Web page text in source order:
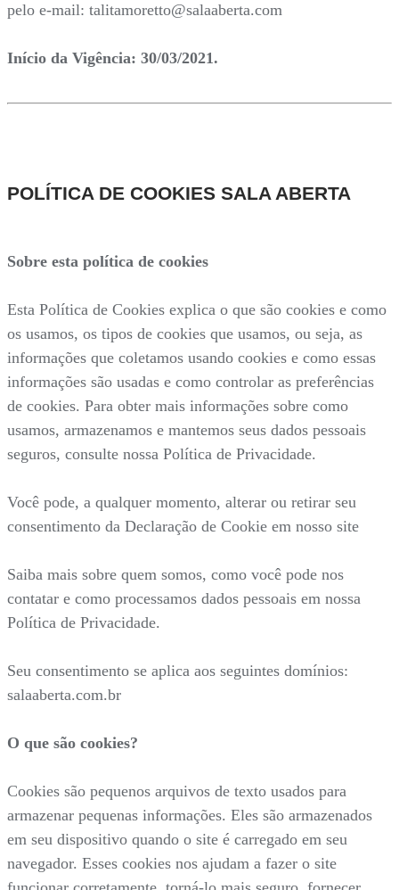
pelo e-mail: talitamoretto@salaaberta.com
Início da Vigência: 30/03/2021.
POLÍTICA DE COOKIES SALA ABERTA
Sobre esta política de cookies
Esta Política de Cookies explica o que são cookies e como
os usamos, os tipos de cookies que usamos, ou seja, as
informações que coletamos usando cookies e como essas
informações são usadas e como controlar as preferências
de cookies. Para obter mais informações sobre como
usamos, armazenamos e mantemos seus dados pessoais
seguros, consulte nossa Política de Privacidade.
Você pode, a qualquer momento, alterar ou retirar seu
consentimento da Declaração de Cookie em nosso site
Saiba mais sobre quem somos, como você pode nos
contatar e como processamos dados pessoais em nossa
Política de Privacidade.
Seu consentimento se aplica aos seguintes domínios:
salaaberta.com.br
O que são cookies?
Cookies são pequenos arquivos de texto usados para
armazenar pequenas informações. Eles são armazenados
em seu dispositivo quando o site é carregado em seu
navegador. Esses cookies nos ajudam a fazer o site